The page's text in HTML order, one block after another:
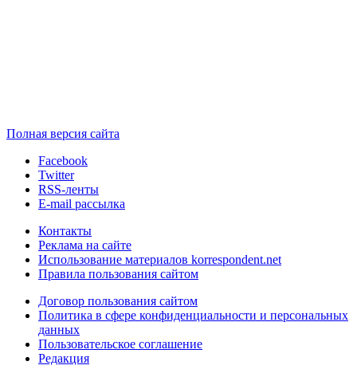
Полная версия сайта
Facebook
Twitter
RSS-ленты
E-mail рассылка
Контакты
Реклама на сайте
Использование материалов korrespondent.net
Правила пользования сайтом
Договор пользования сайтом
Политика в сфере конфиденциальности и персональных
данных
Пользовательское соглашение
Редакция